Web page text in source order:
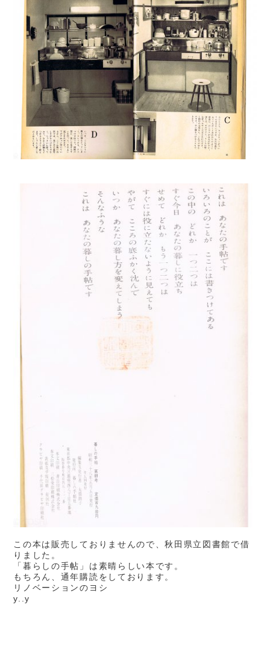
この本は販売しておりませんので、秋田県立図書館で借
りました。
「暮らしの手帖」は素晴らしい本です。
もちろん、通年購読をしております。
リノベーションのヨシ
y..y